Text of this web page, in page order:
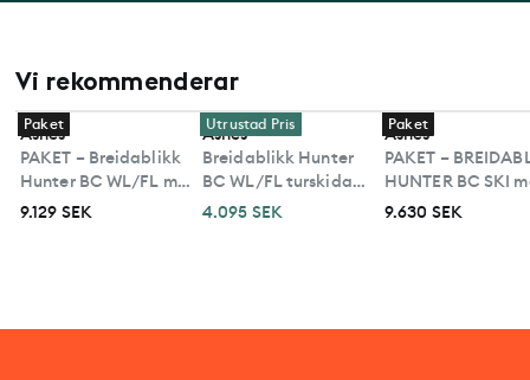
Vi rekommenderar
Paket
Åsnes
PAKET – Breidablikk
Hunter BC WL/FL med
Xplore-bindning och
9.129 SEK
Utrustad Pris
Åsnes
Breidablikk Hunter
BC WL/FL turskida
utan stålkanter
4.095 SEK
Paket
Åsnes
PAKET –
HUNTER BC SKI
Xplore-bindning
9.630 SEK